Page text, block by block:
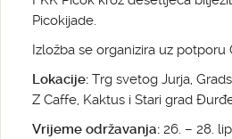
Picokijade.
Izložba se organizira uz potporu
Lokacije: Trg svetog Jurja,
Z Caffe, Kaktus i Stari grad
Vrijeme održavanja: 26. – 28.